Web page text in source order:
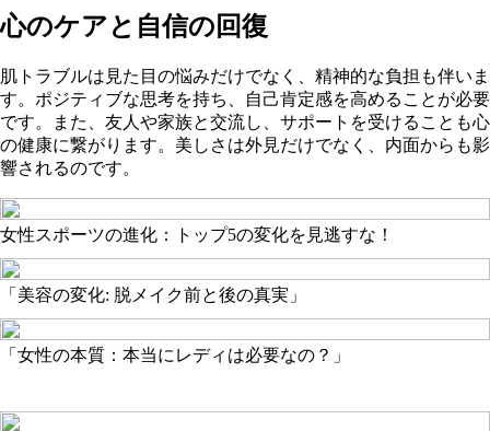
心のケアと自信の回復
肌トラブルは見た目の悩みだけでなく、精神的な負担も伴いま
す。ポジティブな思考を持ち、自己肯定感を高めることが必要
です。また、友人や家族と交流し、サポートを受けることも心
の健康に繋がります。美しさは外見だけでなく、内面からも影
響されるのです。
女性スポーツの進化：トップ5の変化を見逃すな！
「美容の変化: 脱メイク前と後の真実」
「女性の本質：本当にレディは必要なの？」